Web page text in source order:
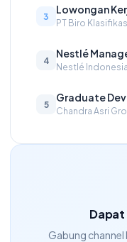
3
PT Biro
4
Nestlé
Nestlé
5
Chandra Asri
Dapat
Gabung channel